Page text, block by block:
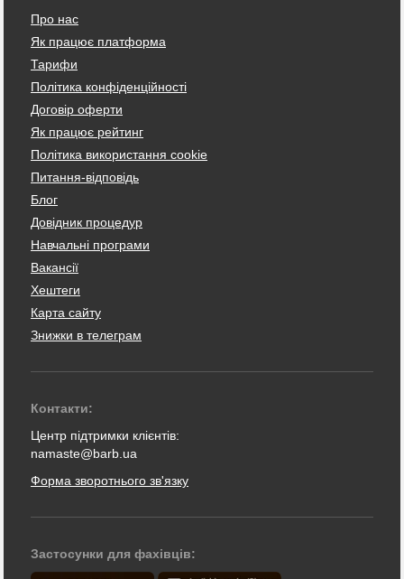
Про нас
Як працює платформа
Тарифи
Політика конфіденційності
Договір оферти
Як працює рейтинг
Політика використання cookie
Питання-відповідь
Блог
Довідник процедур
Навчальні програми
Вакансії
Хештеги
Карта сайту
Знижки в телеграм
Контакти:
Центр підтримки клієнтів:
namaste@barb.ua
Форма зворотнього зв'язку
Застосунки для фахівців: